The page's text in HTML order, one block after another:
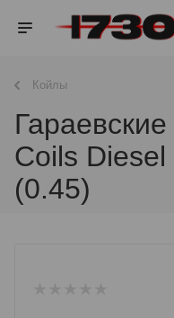
Койлы
Coils
(0.45)